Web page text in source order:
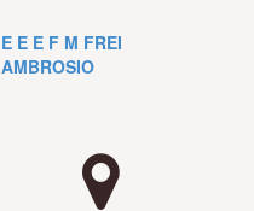
E E E F M FREI
AMBROSIO